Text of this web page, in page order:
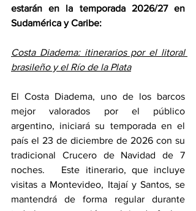
estarán en la temporada 2026/27 en
Sudamérica y Caribe:
Costa Diadema: itinerarios por el litoral
brasileño y el Río de la Plata
El Costa Diadema, uno de los barcos
mejor valorados por el público
argentino, iniciará su temporada en el
país el 23 de diciembre de 2026 con su
tradicional Crucero de Navidad de 7
noches.   Este itinerario, que incluye
visitas a Montevideo, Itajaí y Santos, se
mantendrá de forma regular durante